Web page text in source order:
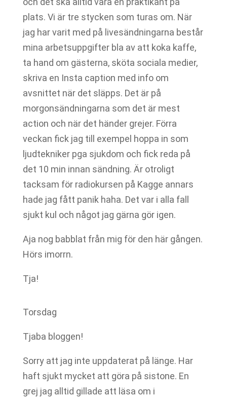
plats. Vi är tre stycken som turas om. När
jag har varit med på livesändningarna består
mina arbetsuppgifter bla av att koka kaffe,
ta hand om gästerna, sköta sociala medier,
skriva en Insta caption med info om
avsnittet när det släpps. Det är på
morgonsändningarna som det är mest
action och när det händer grejer. Förra
veckan fick jag till exempel hoppa in som
ljudtekniker pga sjukdom och fick reda på
det 10 min innan sändning. Är otroligt
tacksam för radiokursen på Kagge annars
hade jag fått panik haha. Det var i alla fall
sjukt kul och något jag gärna gör igen.
Aja nog babblat från mig för den här gången.
Hörs imorrn.
Tja!
Torsdag
Tjaba bloggen!
Sorry att jag inte uppdaterat på länge. Har
haft sjukt mycket att göra på sistone. En
grej jag alltid gillade att läsa om i